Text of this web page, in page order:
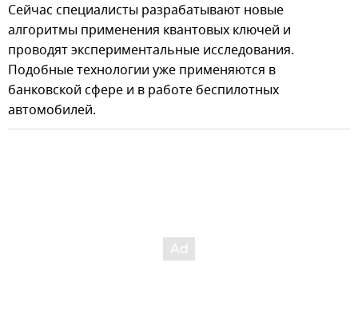
Сейчас специалисты разрабатывают новые
алгоритмы применения квантовых ключей и
проводят экспериментальные исследования.
Подобные технологии уже применяются в
банковской сфере и в работе беспилотных
автомобилей.